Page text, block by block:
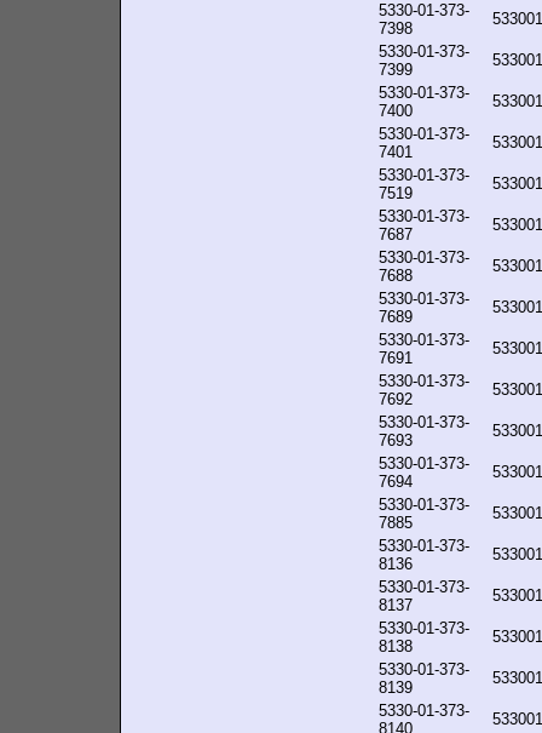
5330-01-373-
7398
5330-01-373-
7399
5330-01-373-
7400
5330-01-373-
7401
5330-01-373-
7519
5330-01-373-
7687
5330-01-373-
7688
5330-01-373-
7689
5330-01-373-
7691
5330-01-373-
7692
5330-01-373-
7693
5330-01-373-
7694
5330-01-373-
7885
5330-01-373-
8136
5330-01-373-
8137
5330-01-373-
8138
5330-01-373-
8139
5330-01-373-
8140